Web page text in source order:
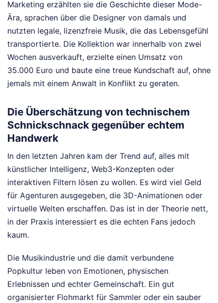
Marketing erzählten sie die Geschichte dieser Mode-
Ära, sprachen über die Designer von damals und
nutzten legale, lizenzfreie Musik, die das Lebensgefühl
transportierte. Die Kollektion war innerhalb von zwei
Wochen ausverkauft, erzielte einen Umsatz von
35.000 Euro und baute eine treue Kundschaft auf, ohne
jemals mit einem Anwalt in Konflikt zu geraten.
Die Überschätzung von technischem
Schnickschnack gegenüber echtem
Handwerk
In den letzten Jahren kam der Trend auf, alles mit
künstlicher Intelligenz, Web3-Konzepten oder
interaktiven Filtern lösen zu wollen. Es wird viel Geld
für Agenturen ausgegeben, die 3D-Animationen oder
virtuelle Welten erschaffen. Das ist in der Theorie nett,
in der Praxis interessiert es die echten Fans jedoch
kaum.
Die Musikindustrie und die damit verbundene
Popkultur leben von Emotionen, physischen
Erlebnissen und echter Gemeinschaft. Ein gut
organisierter Flohmarkt für Sammler oder ein sauber